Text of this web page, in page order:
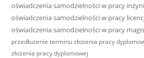
oświadczenia samodzielności w pracy
oświadczenia samodzielności w pracy
oświadczenia samodzielności w pracy
przedłużenie terminu złożenia pracy
złożenia pracy dyplomowej